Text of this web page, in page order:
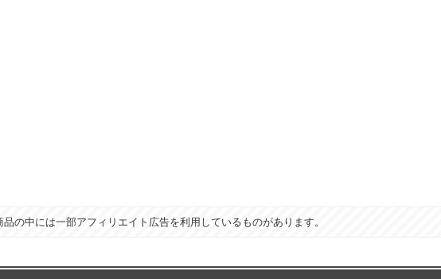
の中には一部アフィリエイト広告を利用しているものがあります。